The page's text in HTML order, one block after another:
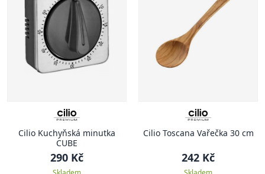
Cilio Kuchyňská minutka
CUBE
290 Kč
Cilio Toscana Vařečka 30 cm
242 Kč